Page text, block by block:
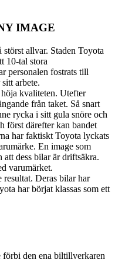
IMAGE
allvar. Staden Toyota
10-tal stora
personalen fostrats till
arbete.
kvaliteten. Utefter
från taket. Så snart
rycka i sitt gula snöre och
först därefter kan bandet
har faktiskt Toyota lyckats
En image som
dess bilar är driftsäkra.
varumärket.
resultat. Deras bilar har
har börjat klassas som ett
förbi den ena biltillverkaren